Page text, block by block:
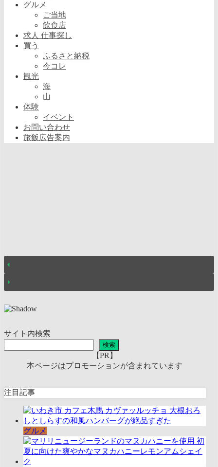
グルメ
ご当地
飲食店
求人 仕事探し
買う
ふるさと納税
今コレ
観光
海
山
体験
イベント
お問い合わせ
旅飯広告案内
サイト内検索
検索
【PR】
本ページはプロモーションが含まれています
注目記事
グルメ